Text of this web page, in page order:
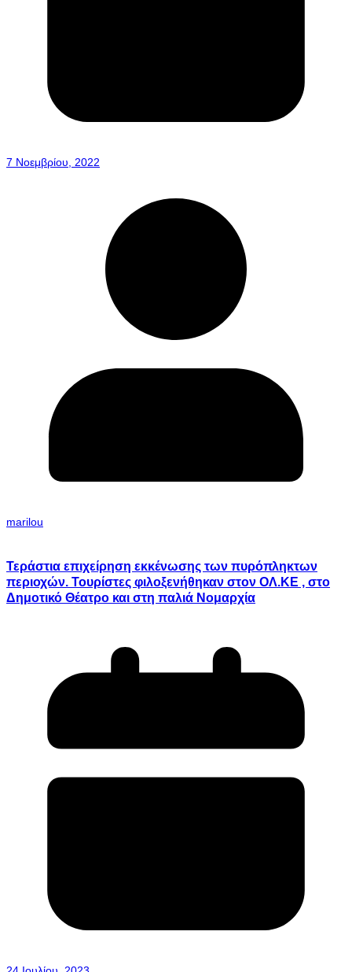
7 Νοεμβρίου, 2022
marilou
Τεράστια επιχείρηση εκκένωσης των πυρόπληκτων
περιοχών. Τουρίστες φιλοξενήθηκαν στον ΟΛ.ΚΕ , στο
Δημοτικό Θέατρο και στη παλιά Νομαρχία